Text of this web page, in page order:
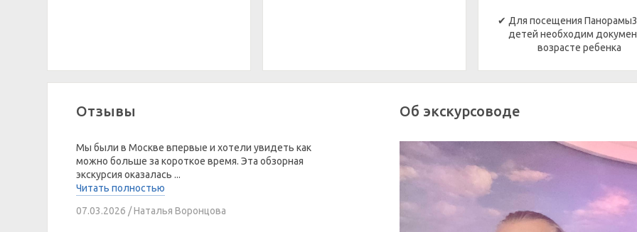
✔ Для посещения
детей необходим
возрасте ребенка
Отзывы
Мы были в Москве впервые и хотели увидеть как
можно больше за короткое время. Эта обзорная
экскурсия оказалась ...
Читать полностью
07.03.2026 / Наталья Воронцова
Об экскурсоводе